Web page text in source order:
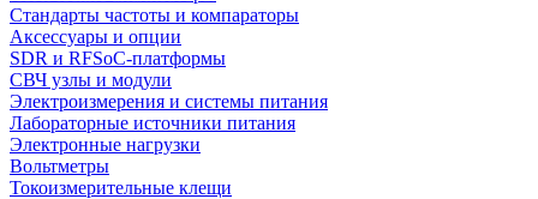
Стандарты частоты и компараторы
Аксессуары и опции
SDR и RFSoC‑платформы
СВЧ узлы и модули
Электроизмерения и системы питания
Лабораторные источники питания
Электронные нагрузки
Вольтметры
Токоизмерительные клещи